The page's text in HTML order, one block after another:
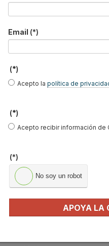
Publicidad
publicidad?
Publicado en Actualidad 22
Email (*)
(*)
Acepto la política de
(*)
Acepto recibir información de
(*)
No soy un robot
APOYA LA